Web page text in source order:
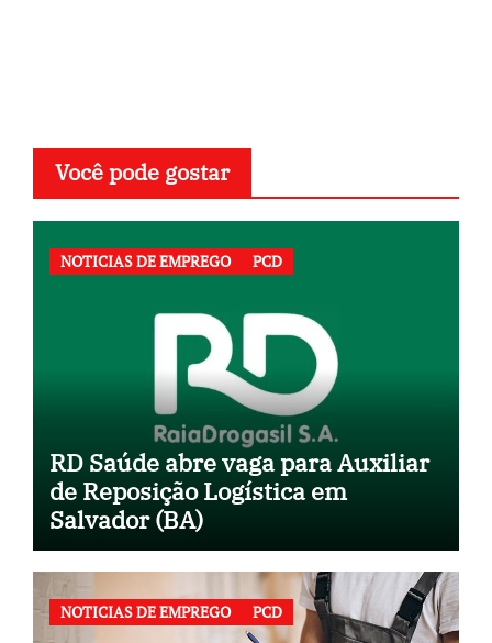
Você pode gostar
NOTICIAS DE EMPREGO PCD
RD Saúde abre vaga para Auxiliar
de Reposição Logística em
Salvador (BA)
NOTICIAS DE EMPREGO PCD